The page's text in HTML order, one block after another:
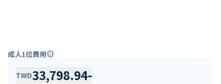
成人1位費用info
TWD33,798.94-